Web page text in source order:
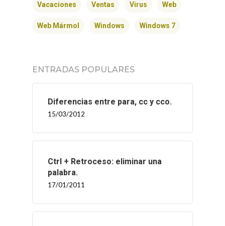
Vacaciones Ventas Virus Web
Web Mármol Windows Windows 7
ENTRADAS POPULARES
Diferencias entre para, cc y cco.
15/03/2012
Ctrl + Retroceso: eliminar una
palabra.
17/01/2011
SERVICIOS